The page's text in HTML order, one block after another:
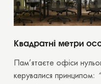
Квадратні метри
Пам’ятаєте офіси
керувалися принципом: